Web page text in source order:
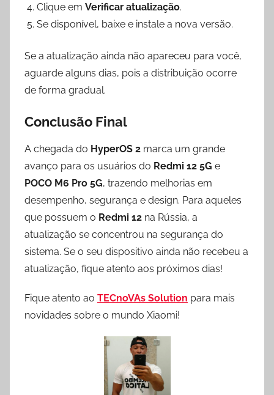
Clique em Verificar atualização.
Se disponível, baixe e instale a nova versão.
Se a atualização ainda não apareceu para você,
aguarde alguns dias, pois a distribuição ocorre
de forma gradual.
Conclusão Final
A chegada do HyperOS 2 marca um grande
avanço para os usuários do Redmi 12 5G e
POCO M6 Pro 5G, trazendo melhorias em
desempenho, segurança e design. Para aqueles
que possuem o Redmi 12 na Rússia, a
atualização se concentrou na segurança do
sistema. Se o seu dispositivo ainda não recebeu a
atualização, fique atento aos próximos dias!
Fique atento ao TECnoVAs Solution para mais
novidades sobre o mundo Xiaomi!